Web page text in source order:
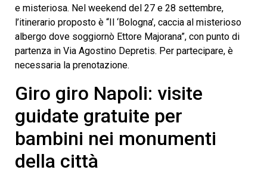
e misteriosa. Nel weekend del 27 e 28 settembre,
l’itinerario proposto è “Il ‘Bologna’, caccia al misterioso
albergo dove soggiornò Ettore Majorana”, con punto di
partenza in Via Agostino Depretis. Per partecipare, è
necessaria la prenotazione.
Giro giro Napoli: visite
guidate gratuite per
bambini nei monumenti
della città